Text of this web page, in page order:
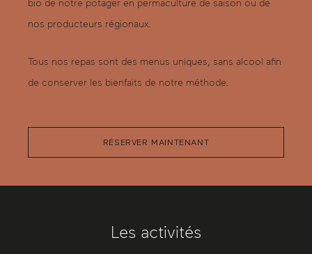
bio de notre potager en permaculture de saison ou de
nos producteurs régionaux.
Tous nos repas sont des menus uniques, sans alcool afin
de conserver les bienfaits de notre méthode.
RÉSERVER MAINTENANT
Les activités